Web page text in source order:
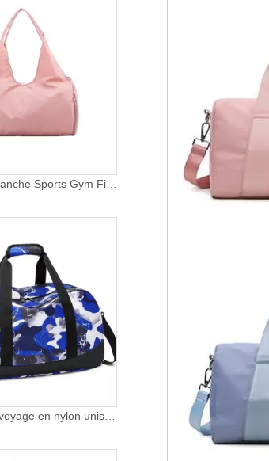
Mode Nylon étanche Sports Gym Fitness sac avec boîte à chaussures Logo personnalisable sac polochon Portable sac de voyage pour femmes
Grand sac de voyage en nylon unisexe imperméable à l'eau avec logo personnalisé pour remise en forme, sec et humide, avec compartiment à chaussures